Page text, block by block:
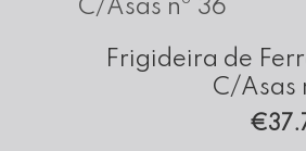
Frigideira de
C/Asas
€